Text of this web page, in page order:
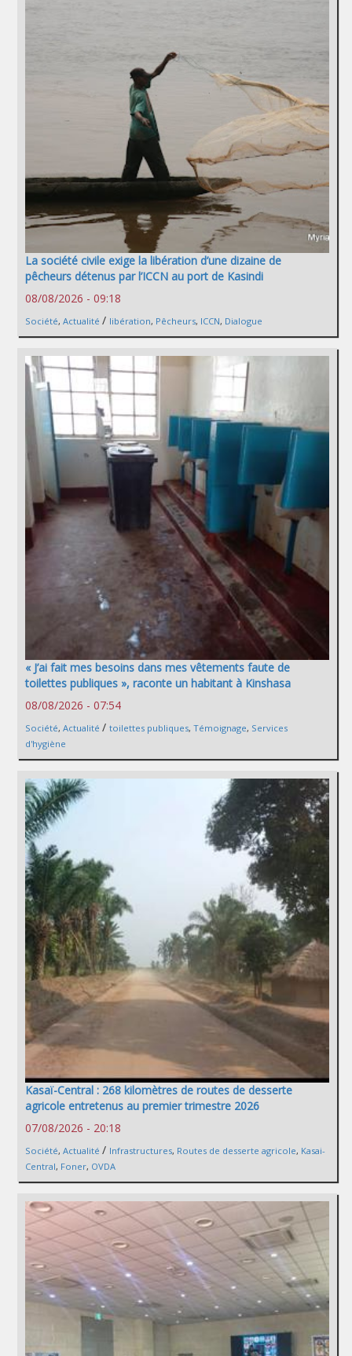
La société civile exige la libération d’une dizaine de
pêcheurs détenus par l’ICCN au port de Kasindi
08/08/2026 - 09:18
Société, Actualité / libération, Pêcheurs, ICCN, Dialogue
« J’ai fait mes besoins dans mes vêtements faute de
toilettes publiques », raconte un habitant à Kinshasa
08/08/2026 - 07:54
Société, Actualité / toilettes publiques, Témoignage, Services
d'hygiène
Kasaï-Central : 268 kilomètres de routes de desserte
agricole entretenus au premier trimestre 2026
07/08/2026 - 20:18
Société, Actualité / Infrastructures, Routes de desserte agricole, Kasai-
Central, Foner, OVDA